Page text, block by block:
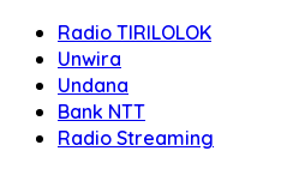
Radio TIRILOLOK
Unwira
Undana
Bank NTT
Radio Streaming